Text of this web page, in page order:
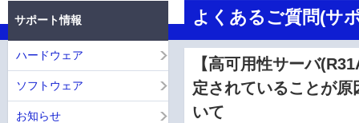
よくあるご質問(サ
【高可用性サーバ
定されていることが
いて
サポート情報
ハードウェア
ソフトウェア
お知らせ